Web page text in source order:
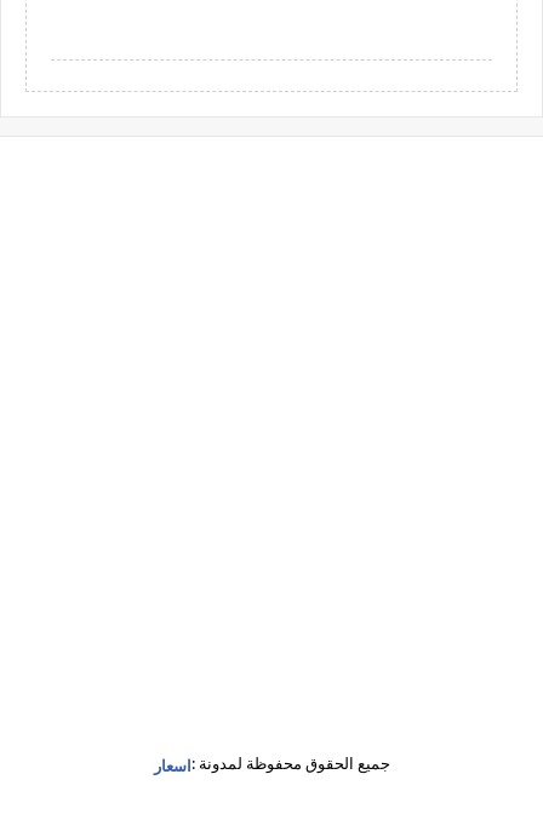
جميع الحقوق محفوظة لمدونة :اسعار